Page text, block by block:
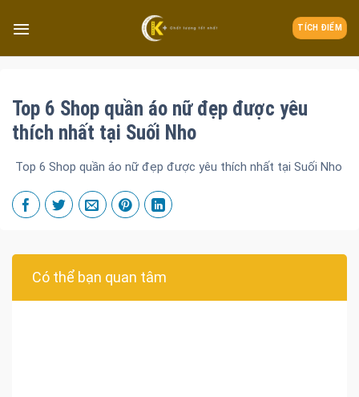
TÍCH ĐIỂM
Top 6 Shop quần áo nữ đẹp được yêu
thích nhất tại Suối Nho
Top 6 Shop quần áo nữ đẹp được yêu thích nhất tại Suối Nho
Có thể bạn quan tâm